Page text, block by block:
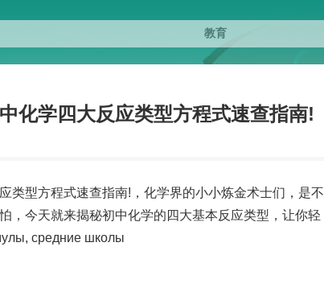
化学四大反应类型方程式速查指南!
类型方程式速查指南!，化学界的小小炼金术士们，是不
，今天就来揭秘初中化学的四大基本反应类型，让你轻
средние школы